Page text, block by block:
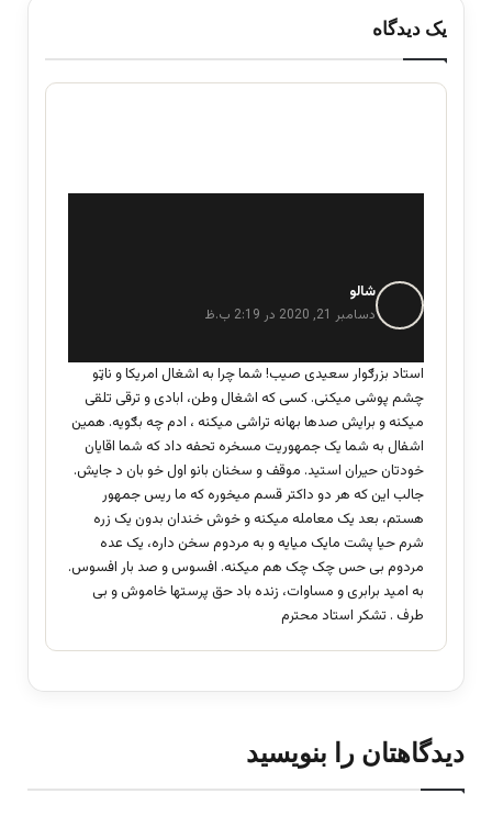
یک دیدگاه
شالو
ف
:
دسامبر 21, 2020 در 2:19 ب.ظ
استاد بزرګوار سعیدی صیب! شما چرا به اشغال امریکا و ناټو
چشم پوشی میکنی. کسی که اشغال وطن، ابادی و ترقی تلقی
میکنه و برایش صدها بهانه تراشی میکنه ، ادم چه بګویه. همین
اشفال به شما یک جمهوریت مسخره تحفه داد که شما اقایان
خودتان حیران استید. موقف و سخنان بانو اول خو بان د جایش.
جالب این که هر دو داکتر قسم میخوره که ما ریس جمهور
هستم، بعد یک معامله میکنه و خوش خندان بدون یک زره
شرم حیا پشت مایک میایه و به مردوم سخن داره، یک عده
مردوم بی حس چک چک هم میکنه. افسوس و صد بار افسوس.
به امید برابری و مساوات، زنده باد حق پرستها خاموش و بی
طرف . تشکر استاد محترم
دیدگاهتان را بنویسید